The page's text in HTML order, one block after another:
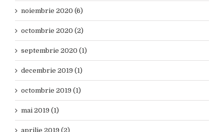
noiembrie 2020 (6)
octombrie 2020 (2)
septembrie 2020 (1)
decembrie 2019 (1)
octombrie 2019 (1)
mai 2019 (1)
aprilie 2019 (2)